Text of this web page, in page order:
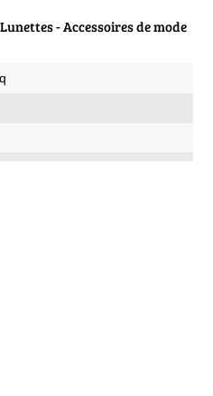
- Accessoires de mode